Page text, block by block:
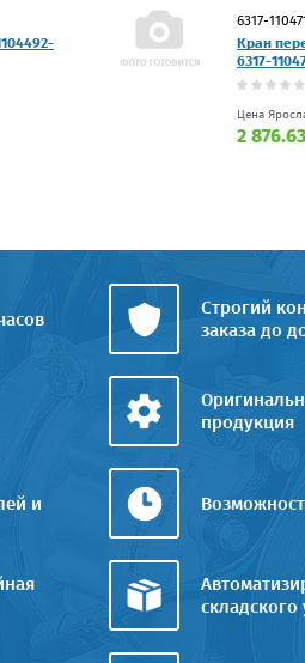
6317-
Кран
6317-
Цена
2
Строгий
заказа до
продукция
и
складского